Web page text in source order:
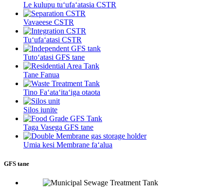
Le kulupu tuʻufaʻatasia CSTR
Vavaeese CSTR
Tuʻufaʻatasi CSTR
Tutoʻatasi GFS tane
Tane Fanua
Tino Faʻataʻitaʻiga otaota
Silos iunite
Taga Vasega GFS tane
Umia kesi Membrane faʻalua
GFS tane